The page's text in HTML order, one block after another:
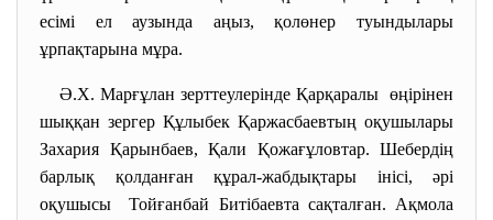
есімі ел аузында аңыз, қолөнер туындылары
ұрпақтарына мұра.
Ә.Х. Марғұлан зерттеулерінде Қарқаралы өңірінен
шыққан зергер Құлыбек Қаржасбаевтың оқушылары
Захария Қарынбаев, Қали Қожағұловтар. Шебердің
барлық қолданған құрал-жабдықтары інісі, әрі
оқушысы Тойғанбай Битібаевта сақталған. Ақмола